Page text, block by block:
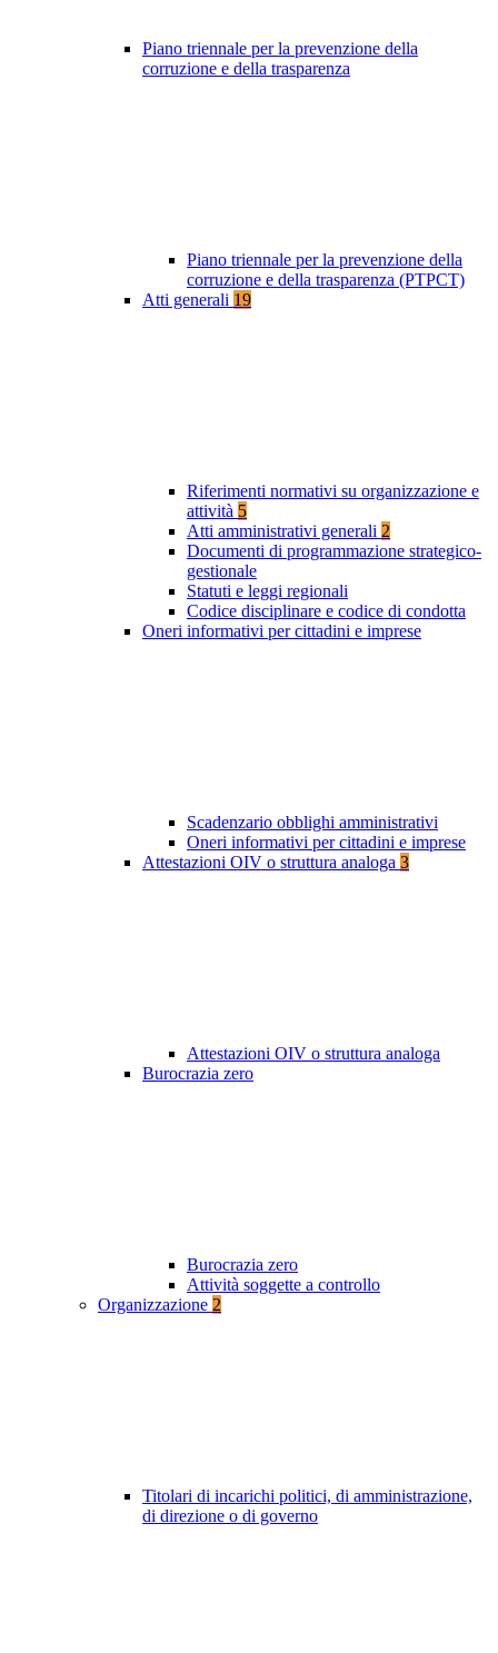
Piano triennale per la prevenzione della
corruzione e della trasparenza
Piano triennale per la prevenzione della
corruzione e della trasparenza (PTPCT)
Atti generali 19
Riferimenti normativi su organizzazione e
attività 5
Atti amministrativi generali 2
Documenti di programmazione strategico-
gestionale
Statuti e leggi regionali
Codice disciplinare e codice di condotta
Oneri informativi per cittadini e imprese
Scadenzario obblighi amministrativi
Oneri informativi per cittadini e imprese
Attestazioni OIV o struttura analoga 3
Attestazioni OIV o struttura analoga
Burocrazia zero
Burocrazia zero
Attività soggette a controllo
Organizzazione 2
Titolari di incarichi politici, di amministrazione,
di direzione o di governo